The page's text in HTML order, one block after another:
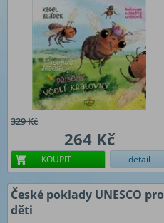
329 Kč
264 Kč
KOUPIT detail
České poklady UNESCO pro
děti